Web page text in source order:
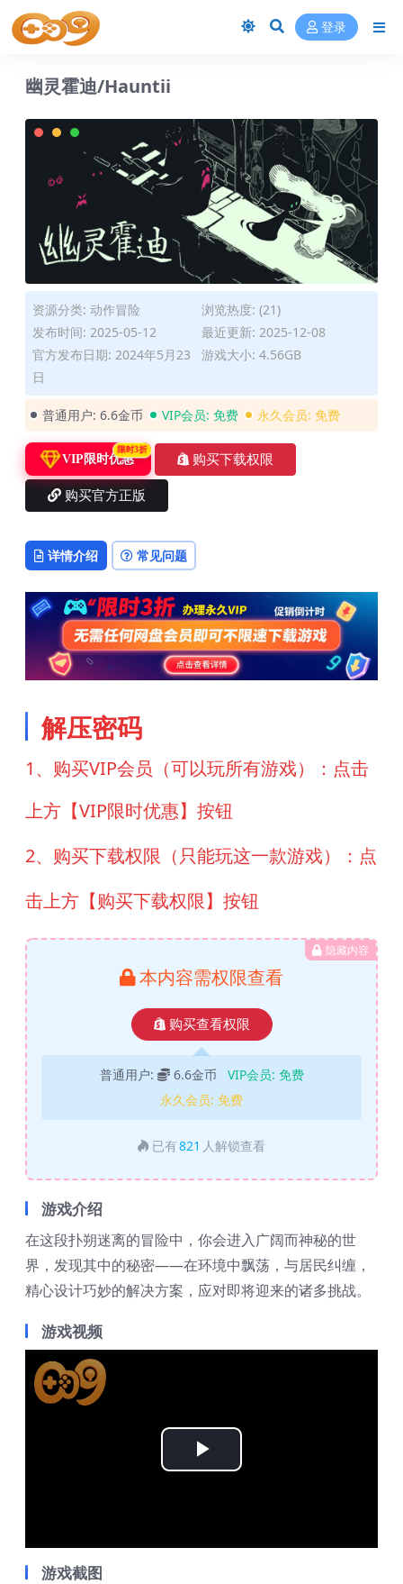
登录
幽灵霍迪/Hauntii
资源分类: 动作冒险
浏览热度: (21)
发布时间: 2025-05-12
最近更新: 2025-12-08
官方发布日期: 2024年5月23
日
游戏大小: 4.56GB
普通用户: 6.6金币 VIP会员: 免费 永久会员: 免费
VIP限时优惠
限时3折
购买下载权限
购买官方正版
详情介绍 常见问题
解压密码
1、购买VIP会员（可以玩所有游戏）：点击
上方【VIP限时优惠】按钮
2、购买下载权限（只能玩这一款游戏）：点
击上方【购买下载权限】按钮
隐藏内容
本内容需权限查看
购买查看权限
普通用户: 6.6金币 VIP会员: 免费
永久会员: 免费
已有821 人解锁查看
游戏介绍
在这段扑朔迷离的冒险中，你会进入广阔而神秘的世
界，发现其中的秘密——在环境中飘荡，与居民纠缠，
精心设计巧妙的解决方案，应对即将迎来的诸多挑战。
游戏视频
Play
游戏截图